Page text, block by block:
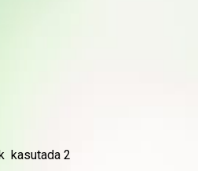
kasutada 2